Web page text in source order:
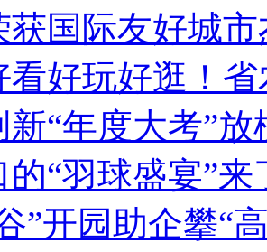
获国际友好城
看好玩好逛！
新“年度大考”
的“羽球盛宴”
”开园助企攀“